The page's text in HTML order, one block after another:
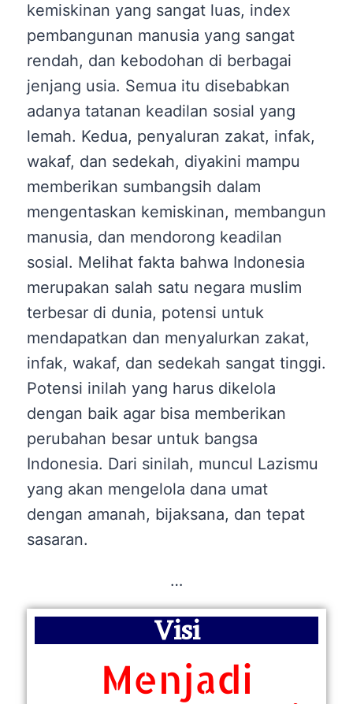
kemiskinan yang sangat luas, index
pembangunan manusia yang sangat
rendah, dan kebodohan di berbagai
jenjang usia. Semua itu disebabkan
adanya tatanan keadilan sosial yang
lemah. Kedua, penyaluran zakat, infak,
wakaf, dan sedekah, diyakini mampu
memberikan sumbangsih dalam
mengentaskan kemiskinan, membangun
manusia, dan mendorong keadilan
sosial. Melihat fakta bahwa Indonesia
merupakan salah satu negara muslim
terbesar di dunia, potensi untuk
mendapatkan dan menyalurkan zakat,
infak, wakaf, dan sedekah sangat tinggi.
Potensi inilah yang harus dikelola
dengan baik agar bisa memberikan
perubahan besar untuk bangsa
Indonesia. Dari sinilah, muncul Lazismu
yang akan mengelola dana umat
dengan amanah, bijaksana, dan tepat
sasaran.
…
Visi
Menjadi